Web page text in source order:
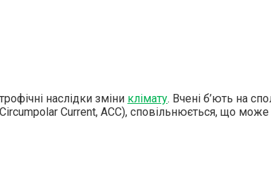
наслідки зміни клімату. Вчені б’ють на
Circumpolar Current, ACC), сповільнюється, що